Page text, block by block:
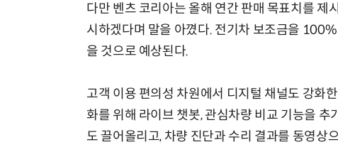
다만 벤츠 코리아는 올해 연간 판매 목표치를 제
시하겠다며 말을 아꼈다. 전기차 보조금을
을 것으로 예상된다.
고객 이용 편의성 차원에서 디지털 채널도 강화
화를 위해 라이브 챗봇, 관심차량 비교 기능을
도 끌어올리고, 차량 진단과 수리 결과를 동영상